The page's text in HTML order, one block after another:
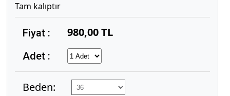
Tam kalıptır
Fiyat : 980,00 TL
Adet :
Beden: